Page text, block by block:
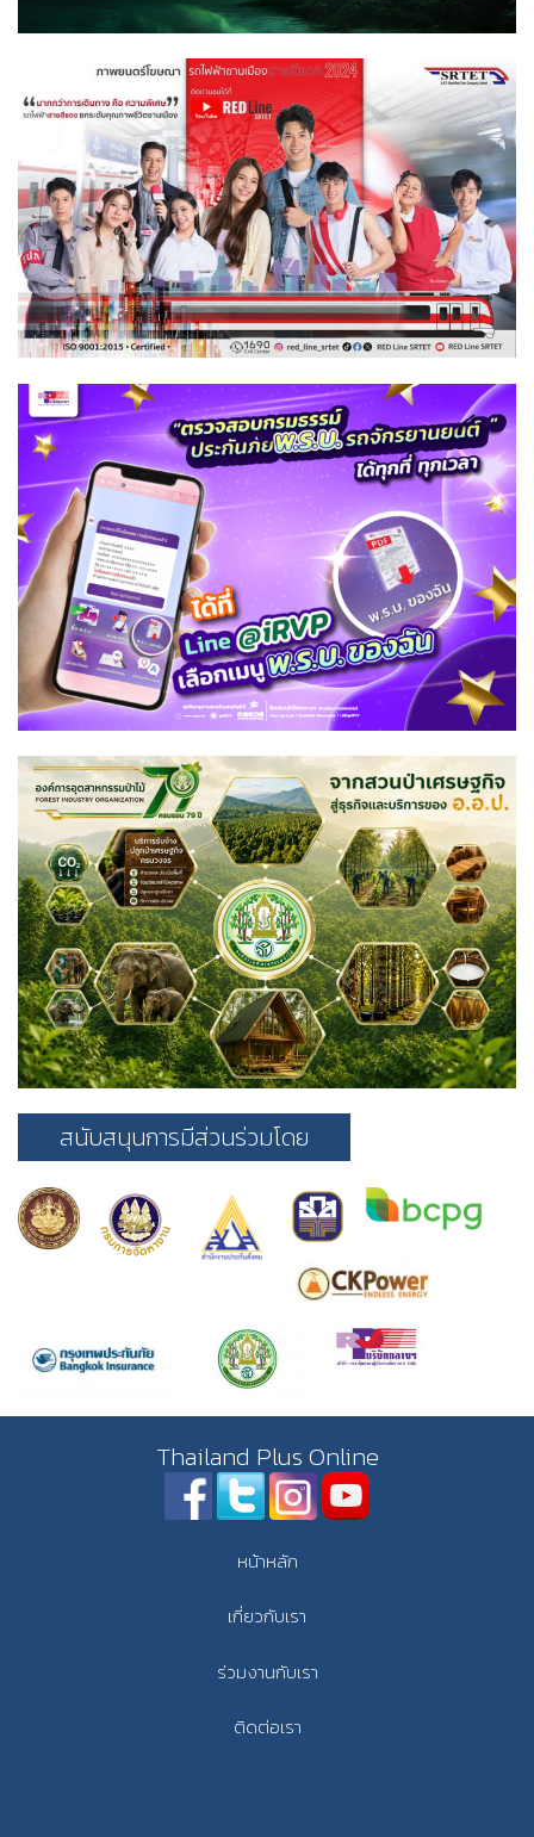
สนับสนุนการมีส่วนร่วมโดย
Thailand Plus Online
หน้าหลัก
เกี่ยวกับเรา
ร่วมงานกับเรา
ติดต่อเรา